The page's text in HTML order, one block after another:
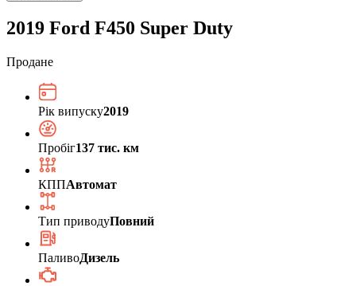
2019 Ford F450 Super Duty
Продане
Рік випуску2019
Пробіг137 тис. км
КППАвтомат
Тип приводуПовний
ПаливоДизель